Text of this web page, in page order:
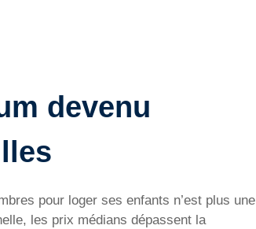
devenu
pour loger ses enfants n’est plus une
les prix médians dépassent la